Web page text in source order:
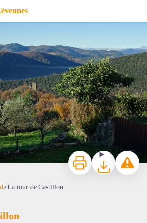
Castillon - © JF.Raulet
ImprimerTéléchargerSignaler
>La tour de Castillon